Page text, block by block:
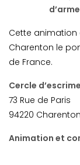
Cette animation
Charenton le
de France.
Cercle
73 Rue de Paris
94220
Animation et